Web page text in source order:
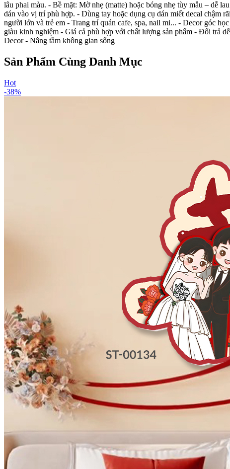
lâu phai màu. - Bề mặt: Mờ nhẹ (matte) hoặc bóng nhẹ tùy mẫu – dễ
dán vào vị trí phù hợp. - Dùng tay hoặc dụng cụ dán miết decal chậm
người lớn và trẻ em - Trang trí quán cafe, spa, nail mi... - Decor góc
giàu kinh nghiệm - Giá cả phù hợp với chất lượng sản phẩm - Đổi trả
Decor - Nâng tầm không gian sống
Sản Phẩm Cùng Danh Mục
Hot
-38%